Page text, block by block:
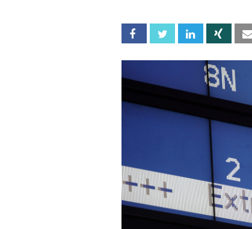
Facebook Twitter Linkedin Xing